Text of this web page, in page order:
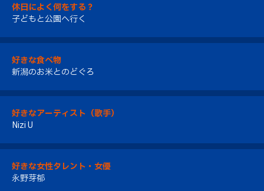
休日によく何をする？
子どもと公園へ行く
好きな食べ物
新潟のお米とのどぐろ
好きなアーティスト（歌手）
Nizi U
好きな女性タレント・女優
永野芽郁